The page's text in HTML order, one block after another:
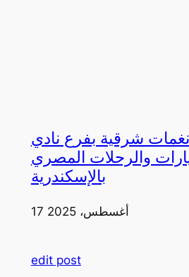
شرقية بفرع نادي
والرحلات المصري
بالإسكندرية
17 أغسطس، 2025
edit post